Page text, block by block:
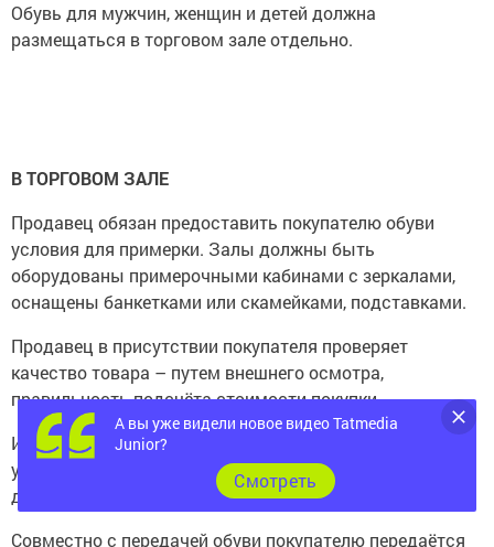
Обувь для мужчин, женщин и детей должна
размещаться в торговом зале отдельно.
В ТОРГОВОМ ЗАЛЕ
Продавец обязан предоставить покупателю обу­ви
условия для примерки. Залы должны быть
оборудованы примерочными кабинами с зеркалами,
оснащены банкетками или скамейками, подставками.
Продавец в присутствии покупателя проверяет
качество товара – путем внешнего осмотра,
правильность подсчёта стоимости покупки.
Имейте в виду, что обувь передаётся покупателю в
упакованном виде без взимания за упаковку
дополнительной платы.
Совместно с передачей обуви покупателю передаётся
А вы уже видели новое видео Tatmedia
Junior?
Cмотреть